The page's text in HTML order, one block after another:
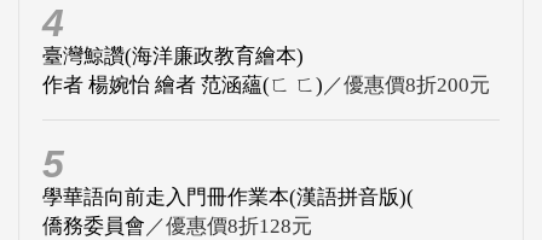
4
臺灣鯨讚(海洋廉政教育繪本)
作者 楊婉怡 繪者 范涵蘊(ㄈ ㄈ) ／優惠價8折200元
5
學華語向前走入門冊作業本(漢語拼音版)(
僑務委員會 ／優惠價8折128元